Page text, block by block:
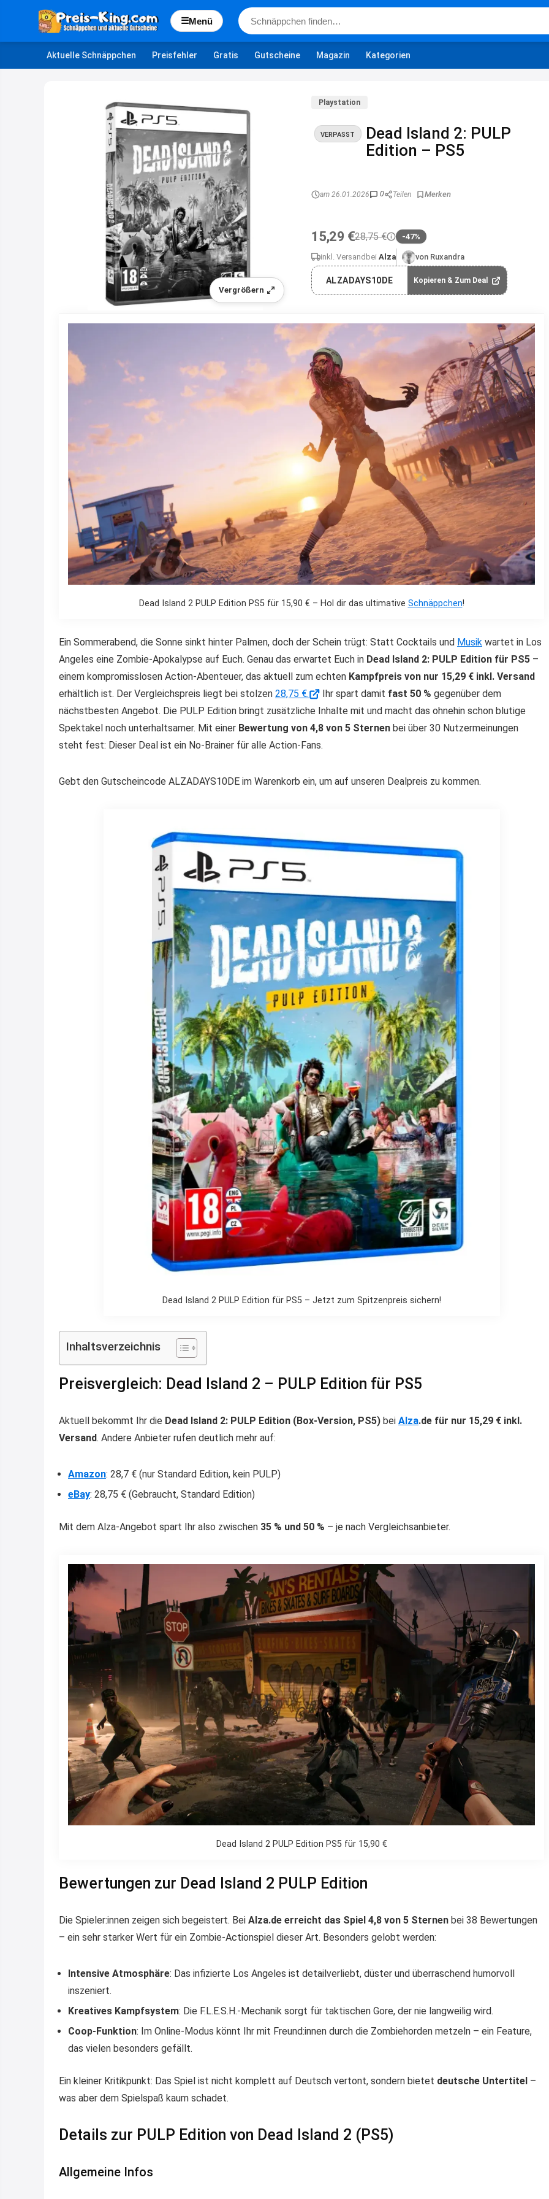
☰Menü
Aktuelle Schnäppchen Preisfehler Gratis Gutscheine Magazin Kategorien
Vergrößern
Playstation
VERPASST
Dead Island 2: PULP
Edition – PS5
am 26.01.2026 0 Teilen
15,29 €28,75 € -47%
inkl. Versand bei Alza von Ruxandra
ALZADAYS10DE Kopieren & Zum Deal
Dead Island 2 PULP Edition PS5 für 15,90 € – Hol dir das ultimative Schnäppchen!
Ein Sommerabend, die Sonne sinkt hinter Palmen, doch der Schein trügt: Statt Cocktails und Musik wartet in Los
Angeles eine Zombie-Apokalypse auf Euch. Genau das erwartet Euch in Dead Island 2: PULP Edition für PS5 –
einem kompromisslosen Action-Abenteuer, das aktuell zum echten Kampfpreis von nur 15,29 € inkl. Versand
erhältlich ist. Der Vergleichspreis liegt bei stolzen 28,75 €. Ihr spart damit fast 50 % gegenüber dem
nächstbesten Angebot. Die PULP Edition bringt zusätzliche Inhalte mit und macht das ohnehin schon blutige
Spektakel noch unterhaltsamer. Mit einer Bewertung von 4,8 von 5 Sternen bei über 30 Nutzermeinungen
steht fest: Dieser Deal ist ein No-Brainer für alle Action-Fans.
Gebt den Gutscheincode ALZADAYS10DE im Warenkorb ein, um auf unseren Dealpreis zu kommen.
Dead Island 2 PULP Edition für PS5 – Jetzt zum Spitzenpreis sichern!
Inhaltsverzeichnis
Preisvergleich: Dead Island 2 – PULP Edition für PS5
Aktuell bekommt Ihr die Dead Island 2: PULP Edition (Box-Version, PS5) bei Alza.de für nur 15,29 € inkl.
Versand. Andere Anbieter rufen deutlich mehr auf:
Amazon: 28,7 € (nur Standard Edition, kein PULP)
eBay: 28,75 € (Gebraucht, Standard Edition)
Mit dem Alza-Angebot spart Ihr also zwischen 35 % und 50 % – je nach Vergleichsanbieter.
Dead Island 2 PULP Edition PS5 für 15,90 €
Bewertungen zur Dead Island 2 PULP Edition
Die Spieler:innen zeigen sich begeistert. Bei Alza.de erreicht das Spiel 4,8 von 5 Sternen bei 38 Bewertungen
– ein sehr starker Wert für ein Zombie-Actionspiel dieser Art. Besonders gelobt werden:
Intensive Atmosphäre: Das infizierte Los Angeles ist detailverliebt, düster und überraschend humorvoll
inszeniert.
Kreatives Kampfsystem: Die F.L.E.S.H.-Mechanik sorgt für taktischen Gore, der nie langweilig wird.
Coop-Funktion: Im Online-Modus könnt Ihr mit Freund:innen durch die Zombiehorden metzeln – ein Feature,
das vielen besonders gefällt.
Ein kleiner Kritikpunkt: Das Spiel ist nicht komplett auf Deutsch vertont, sondern bietet deutsche Untertitel –
was aber dem Spielspaß kaum schadet.
Details zur PULP Edition von Dead Island 2 (PS5)
Allgemeine Infos